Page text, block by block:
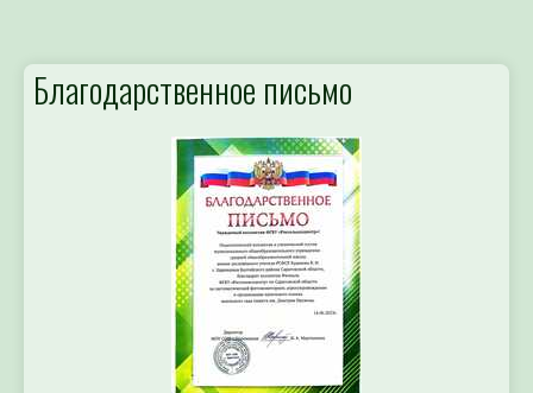
Благодарственное письмо